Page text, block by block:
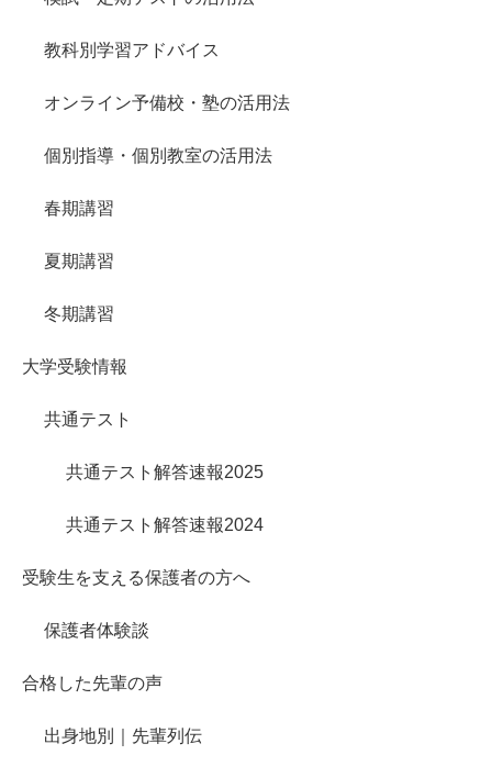
教科別学習アドバイス
オンライン予備校・塾の活用法
個別指導・個別教室の活用法
春期講習
夏期講習
冬期講習
大学受験情報
共通テスト
共通テスト解答速報2025
共通テスト解答速報2024
受験生を支える保護者の方へ
保護者体験談
合格した先輩の声
出身地別｜先輩列伝